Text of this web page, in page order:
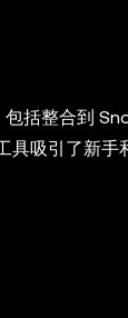
括整合到
具吸引了新手